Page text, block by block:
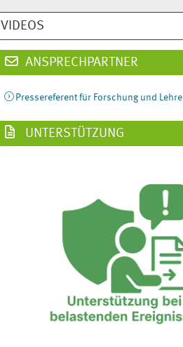
VIDEOS
ANSPRECHPARTNER
Pressereferent für Forschung und Lehre
UNTERSTÜTZUNG